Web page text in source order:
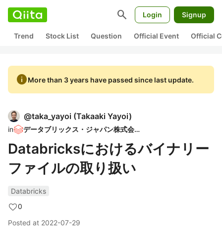
search Login Signup
Trend Stock List Question Official Event Official
infoMore than 3 years have passed since last update.
@taka_yayoi (Takaaki Yayoi)
in データブリックス・ジャパン株式会社
Databricksにおけるバイナリー
ファイルの取り扱い
Databricks
0
Posted at 2022-07-29